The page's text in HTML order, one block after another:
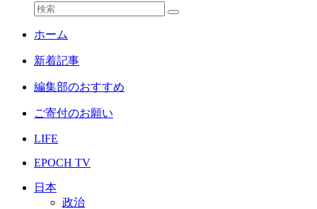
ホーム
新着記事
編集部のおすすめ
ご寄付のお願い
LIFE
EPOCH TV
日本
政治